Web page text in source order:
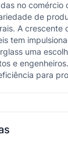
no comércio
de
A crescente
tem
uma
e
para